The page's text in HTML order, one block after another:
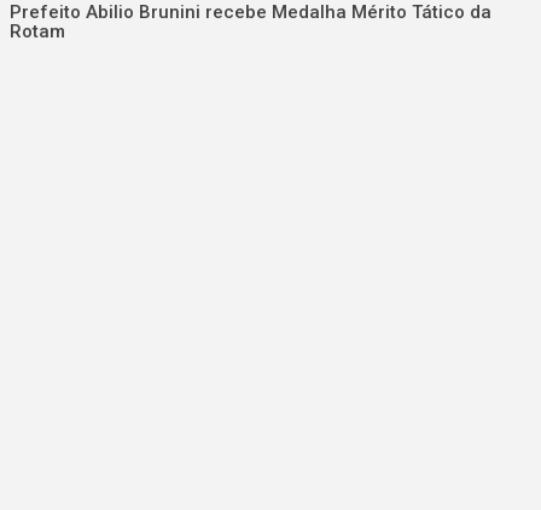
Prefeito Abilio Brunini recebe Medalha Mérito Tático da
Rotam